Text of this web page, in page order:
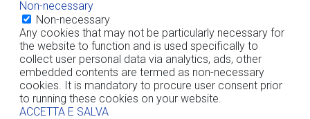
Non-necessary
Non-necessary
Any cookies that may not be particularly necessary for
the website to function and is used specifically to
collect user personal data via analytics, ads, other
embedded contents are termed as non-necessary
cookies. It is mandatory to procure user consent prior
to running these cookies on your website.
ACCETTA E SALVA